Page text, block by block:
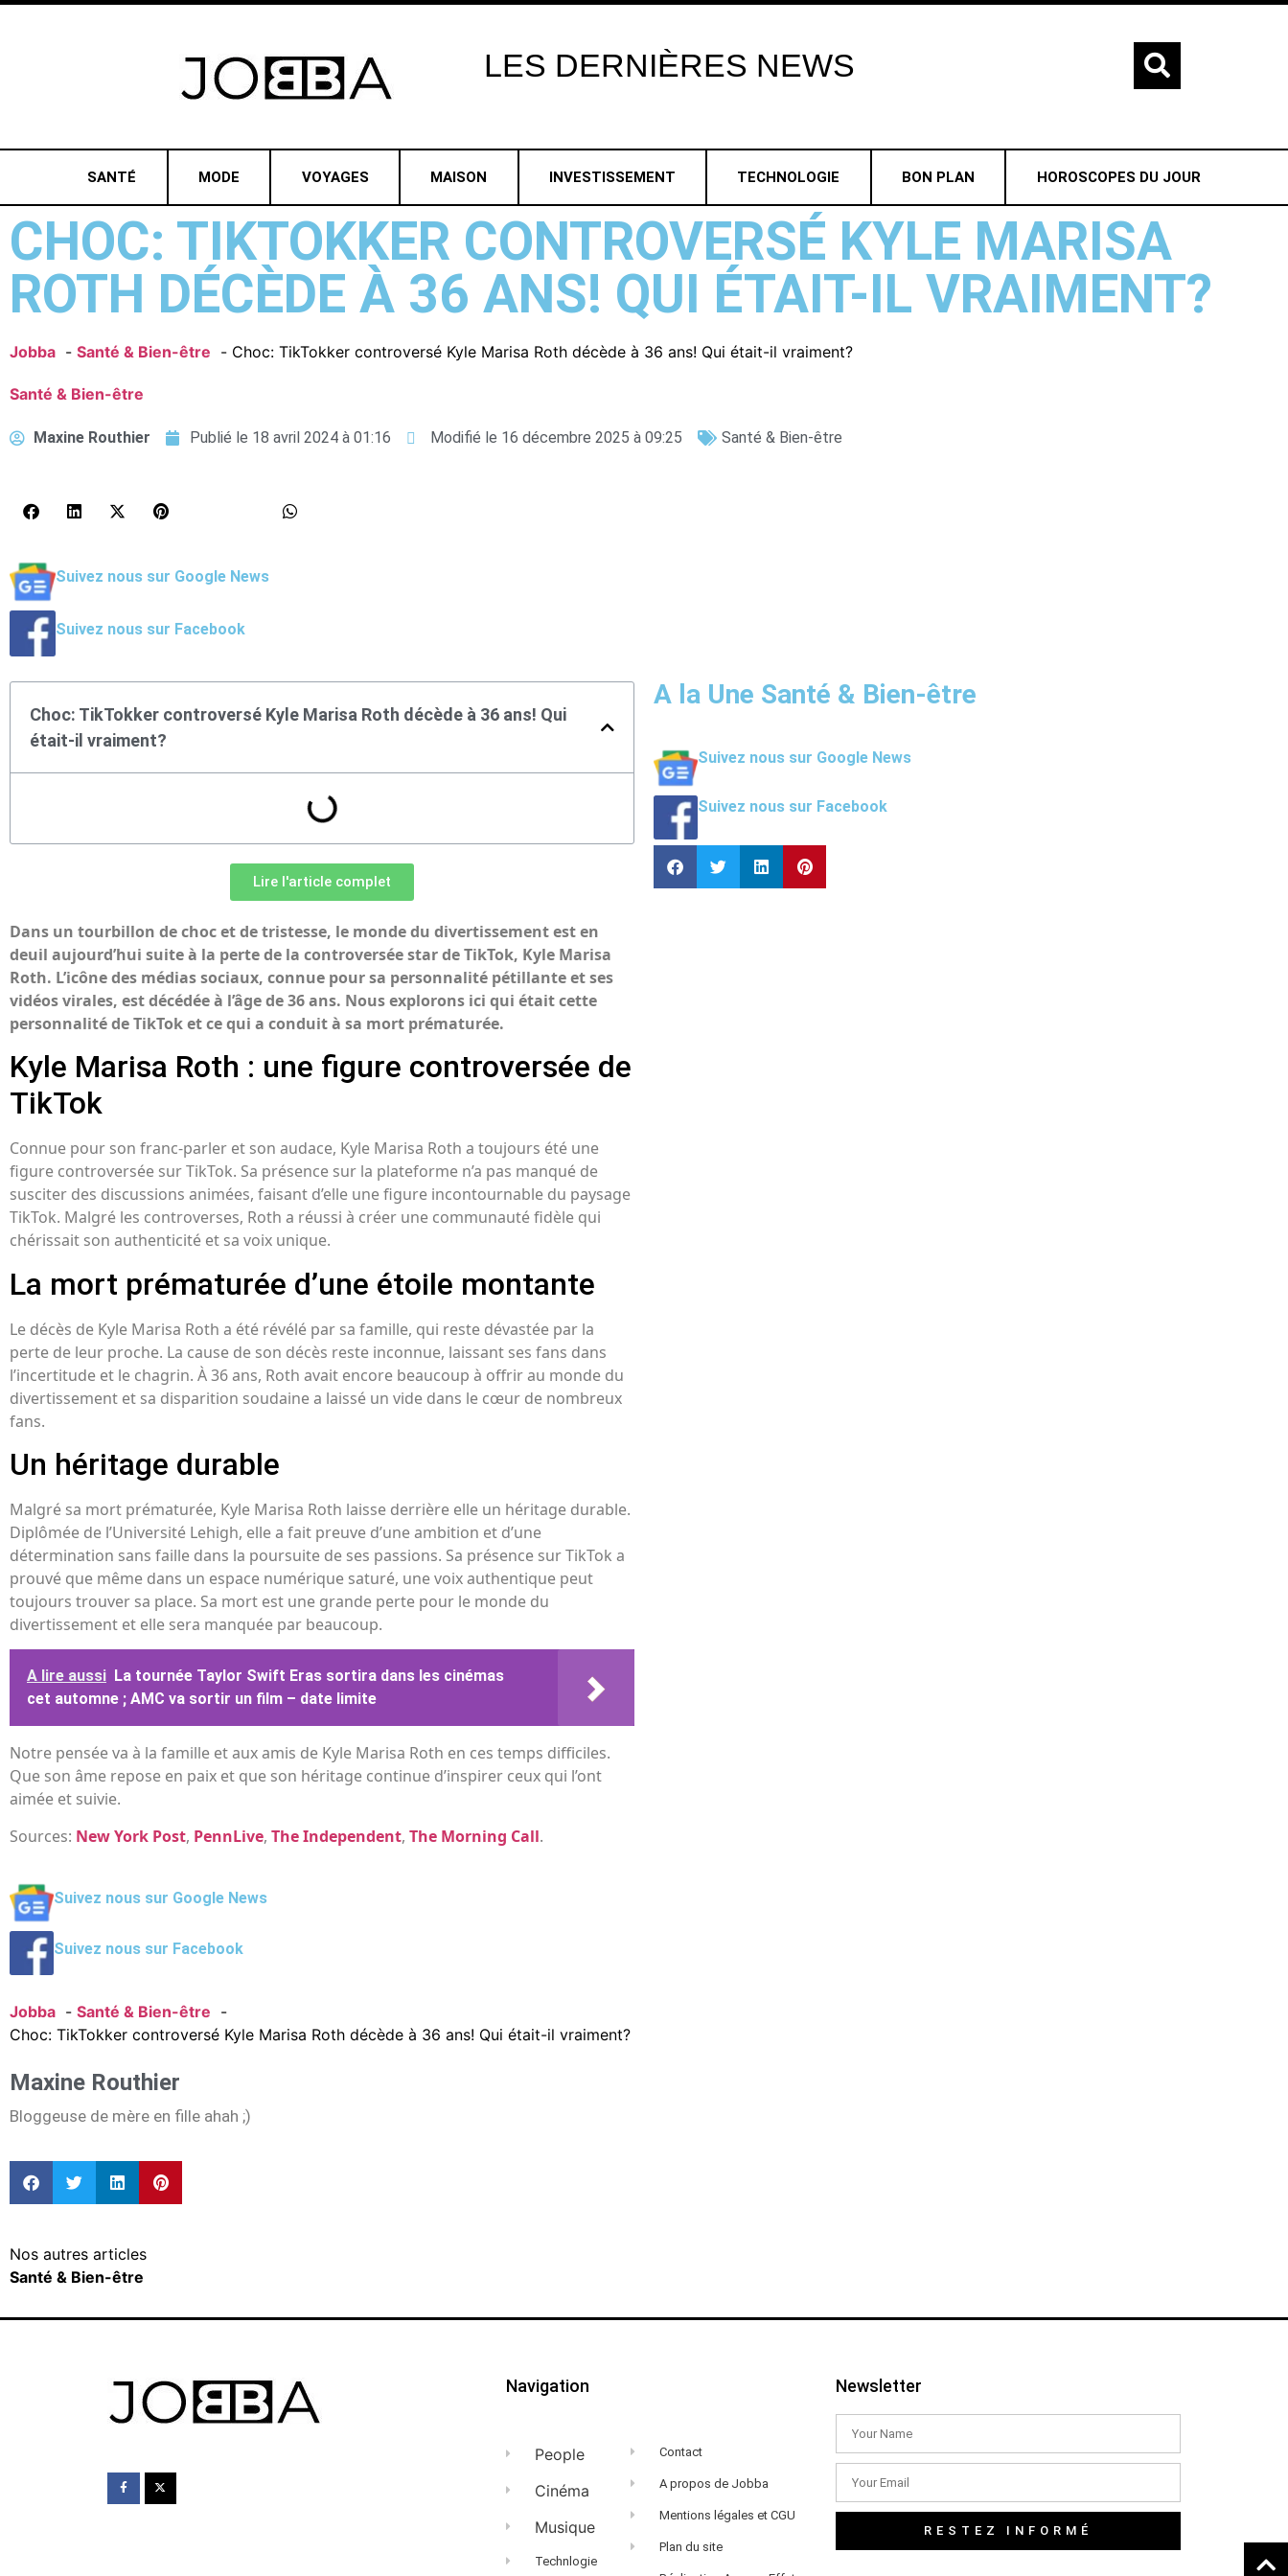
LES DERNIÈRES NEWS
SANTÉ MODE VOYAGES MAISON INVESTISSEMENT TECHNOLOGIE BON PLAN HOROSCOPES DU JOUR
CHOC: TIKTOKKER CONTROVERSÉ KYLE MARISA
ROTH DÉCÈDE À 36 ANS! QUI ÉTAIT-IL VRAIMENT?
Jobba Santé & Bien-être Choc: TikTokker controversé Kyle Marisa Roth décède à 36 ans! Qui était-il vraiment?
Santé & Bien-être
Maxine Routhier Publié le 18 avril 2024 à 01:16 Modifié le 16 décembre 2025 à 09:25 Santé & Bien-être
Suivez nous sur Google News
Suivez nous sur Facebook
Choc: TikTokker controversé Kyle Marisa Roth décède à 36 ans! Qui
était-il vraiment?
Lire l'article complet
Dans un tourbillon de choc et de tristesse, le monde du divertissement est en
deuil aujourd’hui suite à la perte de la controversée star de TikTok, Kyle Marisa
Roth. L’icône des médias sociaux, connue pour sa personnalité pétillante et ses
vidéos virales, est décédée à l’âge de 36 ans. Nous explorons ici qui était cette
personnalité de TikTok et ce qui a conduit à sa mort prématurée.
Kyle Marisa Roth : une figure controversée de
TikTok
Connue pour son franc-parler et son audace, Kyle Marisa Roth a toujours été une
figure controversée sur TikTok. Sa présence sur la plateforme n’a pas manqué de
susciter des discussions animées, faisant d’elle une figure incontournable du paysage
TikTok. Malgré les controverses, Roth a réussi à créer une communauté fidèle qui
chérissait son authenticité et sa voix unique.
La mort prématurée d’une étoile montante
Le décès de Kyle Marisa Roth a été révélé par sa famille, qui reste dévastée par la
perte de leur proche. La cause de son décès reste inconnue, laissant ses fans dans
l’incertitude et le chagrin. À 36 ans, Roth avait encore beaucoup à offrir au monde du
divertissement et sa disparition soudaine a laissé un vide dans le cœur de nombreux
fans.
Un héritage durable
Malgré sa mort prématurée, Kyle Marisa Roth laisse derrière elle un héritage durable.
Diplômée de l’Université Lehigh, elle a fait preuve d’une ambition et d’une
détermination sans faille dans la poursuite de ses passions. Sa présence sur TikTok a
prouvé que même dans un espace numérique saturé, une voix authentique peut
toujours trouver sa place. Sa mort est une grande perte pour le monde du
divertissement et elle sera manquée par beaucoup.
A lire aussi La tournée Taylor Swift Eras sortira dans les cinémas
cet automne ; AMC va sortir un film – date limite
Notre pensée va à la famille et aux amis de Kyle Marisa Roth en ces temps difficiles.
Que son âme repose en paix et que son héritage continue d’inspirer ceux qui l’ont
aimée et suivie.
Sources: New York Post, PennLive, The Independent, The Morning Call.
Suivez nous sur Google News
Suivez nous sur Facebook
Jobba
Santé & Bien-être
Choc: TikTokker controversé Kyle Marisa Roth décède à 36 ans! Qui était-il vraiment?
Maxine Routhier
Bloggeuse de mère en fille ahah ;)
A la Une Santé & Bien-être
Suivez nous sur Google News
Suivez nous sur Facebook
Nos autres articles
Santé & Bien-être
Navigation
People
Cinéma
Musique
Technlogie
Contact
A propos de Jobba
Mentions légales et CGU
Plan du site
Newsletter
RESTEZ INFORMÉ